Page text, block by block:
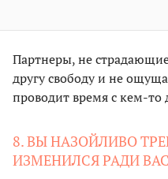
Партнеры, не
другу свободу и не
проводит время с кем-то
8. ВЫ НАЗОЙЛИВО
ИЗМЕНИЛСЯ РАДИ ВАС